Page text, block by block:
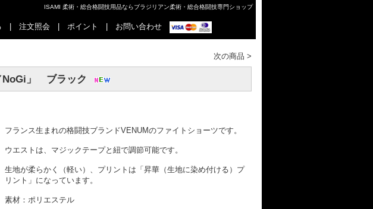
ISAMI 柔術・総合格闘技用品ならブラジリアン柔術・総合格闘技専門ショップ
注文照会 ポイント お問い合わせ
次の商品 >
NoGi」 ブラック
フランス生まれの格闘技ブランドVENUMのファイトショーツです。
ウエストは、マジックテープと紐で調節可能です。
生地が柔らかく（軽い）、プリントは「昇華（生地に染め付ける）プ
リント」になっています。
素材：ポリエステル